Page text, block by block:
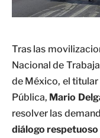
Tras las
Nacional de
de México, el
Pública, Mario
resolver las
diálogo